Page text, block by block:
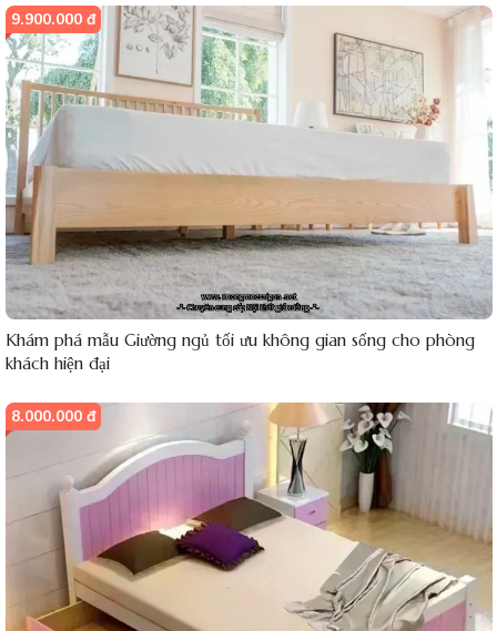
9.900.000 đ
Khám phá mẫu Giường ngủ tối ưu không gian sống cho phòng
khách hiện đại
8.000.000 đ